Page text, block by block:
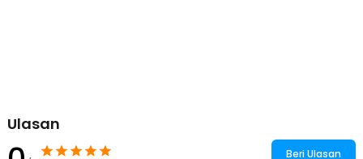
atau ukuran besar untuk perlengkapan lengkap agar penggunaan
lebih nyaman dan efisien di berbagai situasi.
Ulasan
Beri Ulasan